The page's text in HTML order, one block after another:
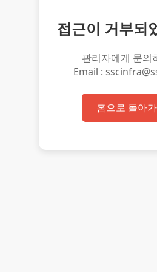
접근이 거부되
관리자에게 문의
Email :
홈으로 돌아